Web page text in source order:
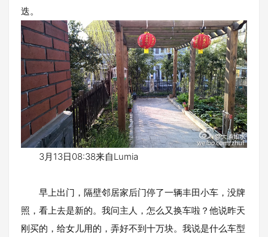
迭。
3月13日08:38来自Lumia
早上出门，隔壁邻居家后门停了一辆丰田小车，没牌
照，看上去是新的。我问主人，怎么又换车啦？他说昨天
刚买的，给女儿用的，弄好不到十万块。我说是什么车型